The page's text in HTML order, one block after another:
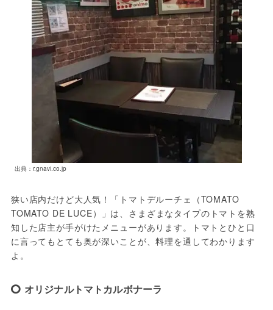
出典：r.gnavi.co.jp
狭い店内だけど大人気！「トマトデルーチェ（TOMATO
TOMATO DE LUCE）」は、さまざまなタイプのトマトを熟
知した店主が手がけたメニューがあります。トマトとひと口
に言ってもとても奥が深いことが、料理を通してわかります
よ。
オリジナルトマトカルボナーラ